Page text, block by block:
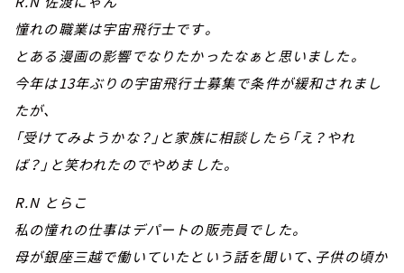
憧れの職業は宇宙飛行士です。
とある漫画の影響でなりたかったなぁと思いました。
今年は13年ぶりの宇宙飛行士募集で条件が緩和されまし
たが、
「受けてみようかな？」と家族に相談したら「え？やれ
ば？」と笑われたのでやめました。
R.N とらこ
私の憧れの仕事はデパートの販売員でした。
母が銀座三越で働いていたという話を聞いて、子供の頃か